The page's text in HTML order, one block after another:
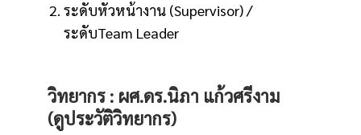
ระดับหัวหน้างาน (Supervisor) /
ระดับTeam Leader
วิทยากร : ผศ.ดร.นิภา แก้วศรีงาม
(ดูประวัติวิทยากร)